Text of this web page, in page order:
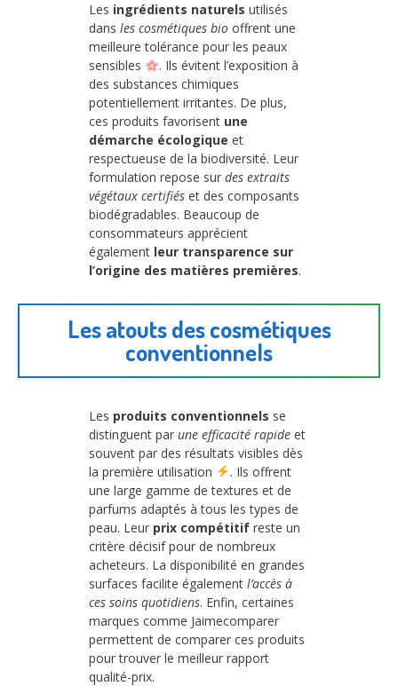
Les ingrédients naturels utilisés
dans les cosmétiques bio offrent une
meilleure tolérance pour les peaux
sensibles
. Ils évitent l’exposition à
des substances chimiques
potentiellement irritantes. De plus,
ces produits favorisent une
démarche écologique et
respectueuse de la biodiversité. Leur
formulation repose sur des extraits
végétaux certifiés et des composants
biodégradables. Beaucoup de
consommateurs apprécient
également leur transparence sur
l’origine des matières premières.
Les atouts des cosmétiques
conventionnels
Les produits conventionnels se
distinguent par une efficacité rapide et
souvent par des résultats visibles dès
la première utilisation
. Ils offrent
une large gamme de textures et de
parfums adaptés à tous les types de
peau. Leur prix compétitif reste un
critère décisif pour de nombreux
acheteurs. La disponibilité en grandes
surfaces facilite également l’accès à
ces soins quotidiens. Enfin, certaines
marques comme Jaimecomparer
permettent de comparer ces produits
pour trouver le meilleur rapport
qualité-prix.